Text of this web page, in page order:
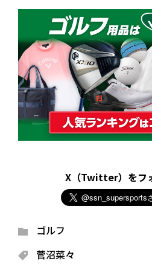
X（Twitter）をフ
ゴルフ
菅沼菜々